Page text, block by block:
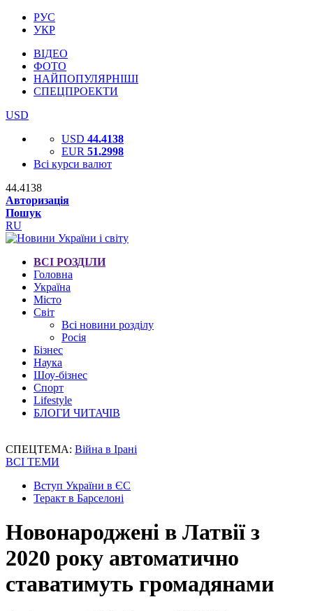
РУС
УКР
ВІДЕО
ФОТО
НАЙПОПУЛЯРНІШІ
СПЕЦПРОЕКТИ
USD
USD 44.4138
EUR 51.2998
Всі курси валют
44.4138
Авторизація
Пошук
RU
ВСІ РОЗДІЛИ
Головна
Україна
Місто
Світ
Всі новини розділу
Росія
Бізнес
Наука
Шоу-бізнес
Спорт
Lifestyle
БЛОГИ ЧИТАЧІВ
СПЕЦТЕМА: Війна в Ірані
ВСІ ТЕМИ
Вступ України в ЄС
Теракт в Барселоні
Новонароджені в Латвії з
2020 року автоматично
ставатимуть громадянами